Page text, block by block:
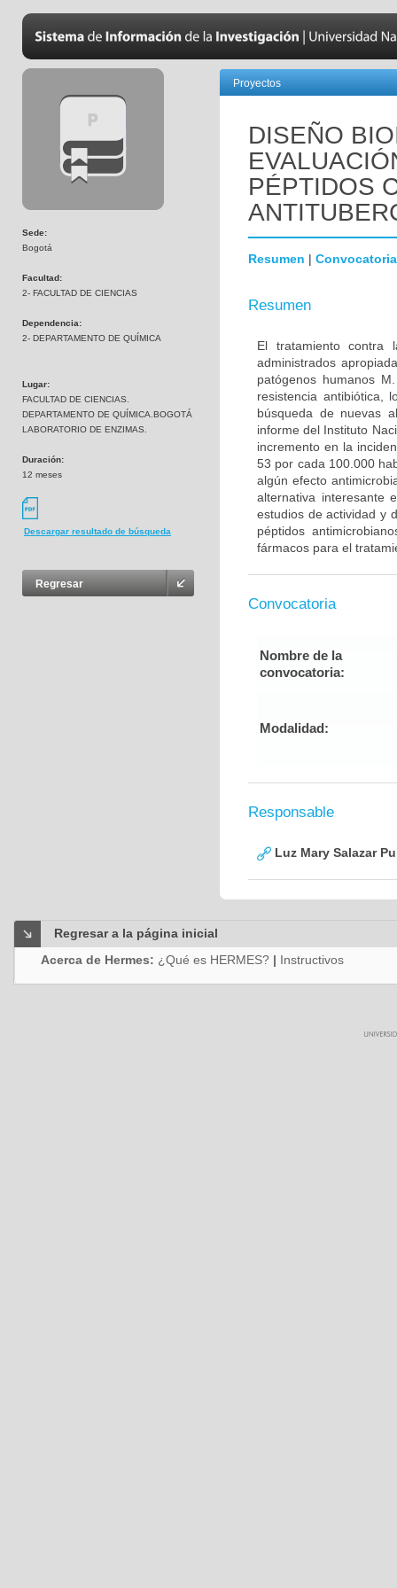
Sede:
Bogotá
Facultad:
2- FACULTAD DE CIENCIAS
Dependencia:
2- DEPARTAMENTO DE QUÍMICA
Lugar:
FACULTAD DE CIENCIAS.
DEPARTAMENTO DE QUÍMICA.BOGOTÁ
LABORATORIO DE ENZIMAS.
Duración:
12 meses
Descargar resultado de búsqueda
Regresar
Proyectos
DISEÑO
PÉPTIDOS
Resumen | Convocatoria
Resumen
El tratamiento contra
administrados
patógenos humanos
resistencia antibiótica,
búsqueda de nuevas
informe del Instituto
incremento en la
53 por cada 100.000
algún efecto
alternativa interesante
estudios de actividad y
péptidos
fármacos para el
Convocatoria
Nombre de la
convocatoria:
Modalidad:
Responsable
Luz Mary Salazar
Regresar a la página inicial
Acerca de Hermes: ¿Qué es HERMES? | Instructivos